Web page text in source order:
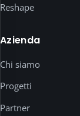
Reshape
Azienda
Chi siamo
Progetti
Partner
consenso
Qui
puoi
e
abilitare